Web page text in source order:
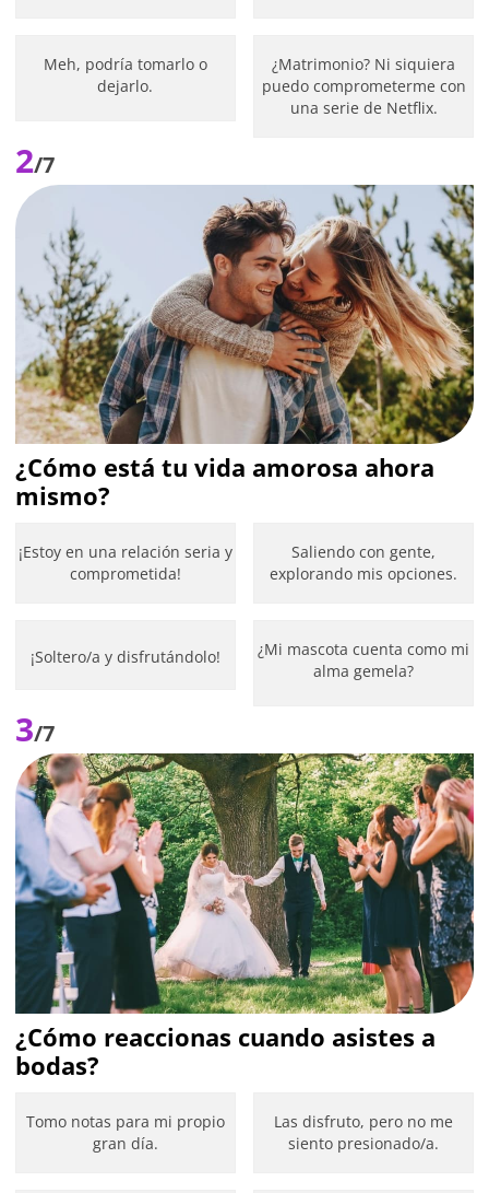
Meh, podría tomarlo o
dejarlo.
¿Matrimonio? Ni siquiera
puedo comprometerme con
una serie de Netflix.
2/7
¿Cómo está tu vida amorosa ahora
mismo?
¡Estoy en una relación seria y
comprometida!
Saliendo con gente,
explorando mis opciones.
¡Soltero/a y disfrutándolo!
¿Mi mascota cuenta como mi
alma gemela?
3/7
¿Cómo reaccionas cuando asistes a
bodas?
Tomo notas para mi propio
gran día.
Las disfruto, pero no me
siento presionado/a.